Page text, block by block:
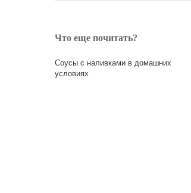
Что еще почитать?
Соусы с наливками в домашних
условиях